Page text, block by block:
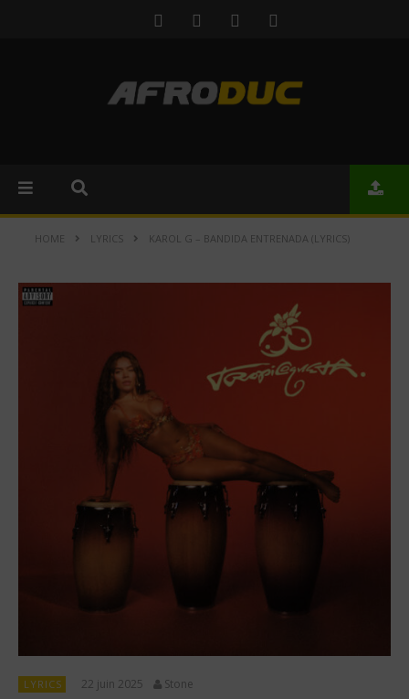
HOME LYRICS KAROL G – BANDIDA ENTRENADA (LYRICS)
LYRICS 22 juin 2025 Stone